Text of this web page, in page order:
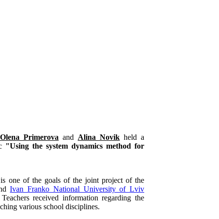
Olena Primerova and Alina Novik held a
"Using the system dynamics method for
one of the goals of the joint project of the
Ivan Franko National University of Lviv
received information regarding the
various school disciplines.